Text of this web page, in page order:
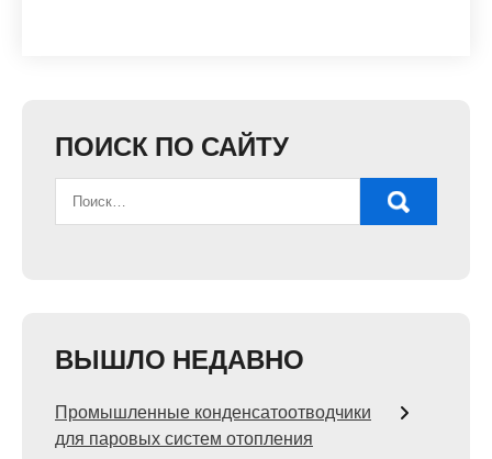
ПОИСК ПО САЙТУ
ВЫШЛО НЕДАВНО
Промышленные конденсатоотводчики
для паровых систем отопления